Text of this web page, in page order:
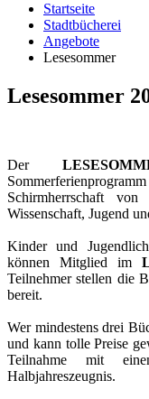
Startseite
Stadtbücherei
Angebote
Lesesommer
Lesesommer
Der
Schirmherrschaft
Wissenschaft, Jugend
Kinder und
können Mitglied im
Teilnehmer stellen die
bereit.
Wer mindestens drei
und kann tolle Preise
Teilnahme mit
Halbjahreszeugnis.